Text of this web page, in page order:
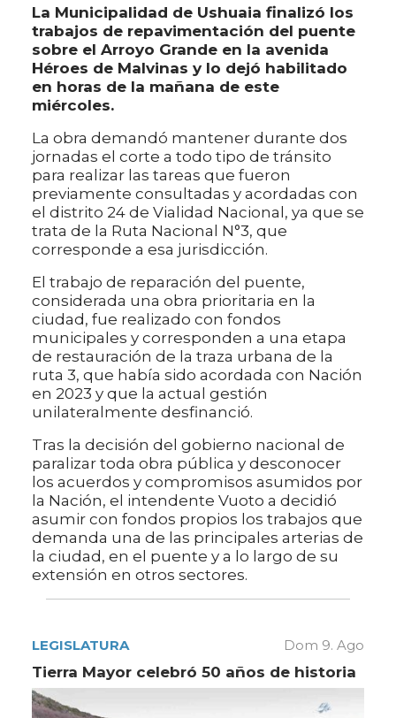
La Municipalidad de Ushuaia finalizó los
trabajos de repavimentación del puente
sobre el Arroyo Grande en la avenida
Héroes de Malvinas y lo dejó habilitado
en horas de la mañana de este
miércoles.
La obra demandó mantener durante dos
jornadas el corte a todo tipo de tránsito
para realizar las tareas que fueron
previamente consultadas y acordadas con
el distrito 24 de Vialidad Nacional, ya que se
trata de la Ruta Nacional N°3, que
corresponde a esa jurisdicción.
El trabajo de reparación del puente,
considerada una obra prioritaria en la
ciudad, fue realizado con fondos
municipales y corresponden a una etapa
de restauración de la traza urbana de la
ruta 3, que había sido acordada con Nación
en 2023 y que la actual gestión
unilateralmente desfinanció.
Tras la decisión del gobierno nacional de
paralizar toda obra pública y desconocer
los acuerdos y compromisos asumidos por
la Nación, el intendente Vuoto a decidió
asumir con fondos propios los trabajos que
demanda una de las principales arterias de
la ciudad, en el puente y a lo largo de su
extensión en otros sectores.
LEGISLATURA Dom 9. Ago
Tierra Mayor celebró 50 años de historia